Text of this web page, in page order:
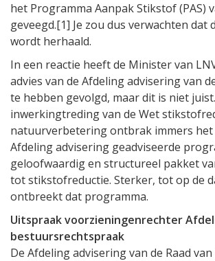
het Programma Aanpak Stikstof (PAS)
geveegd.[1] Je zou dus verwachten dat
wordt herhaald.
In een reactie heeft de Minister van
advies van de Afdeling advisering van
te hebben gevolgd, maar dit is niet
inwerkingtreding van de Wet
natuurverbetering ontbrak immers het
Afdeling advisering geadviseerde
geloofwaardig en structureel pakket
tot stikstofreductie. Sterker, tot op de
ontbreekt dat programma.
Uitspraak voorzieningenrechter
bestuursrechtspraak
De Afdeling advisering van de Raad